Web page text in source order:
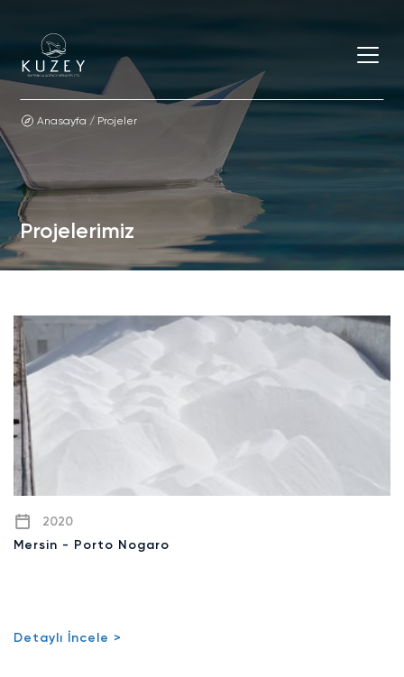
Anasayfa / Projeler
Projelerimiz
2020
Mersin - Porto Nogaro
Detaylı İncele >